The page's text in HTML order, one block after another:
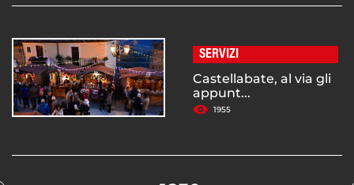
SERVIZI
Castellabate, al via gli
appunt...
1955